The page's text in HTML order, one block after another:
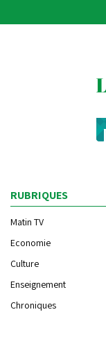
RUBRIQUES
Matin TV
Economie
Culture
Enseignement
Chroniques